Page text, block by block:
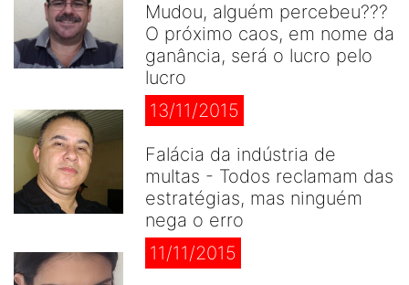
Mudou, alguém percebeu???
O próximo caos, em nome da
ganância, será o lucro pelo
lucro
13/11/2015
Falácia da indústria de
multas - Todos reclamam das
estratégias, mas ninguém
nega o erro
11/11/2015